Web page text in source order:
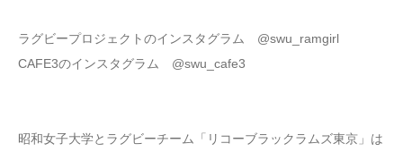
ラグビープロジェクトのインスタグラム @swu_ramgirl
CAFE3のインスタグラム @swu_cafe3
昭和女子大学とラグビーチーム「リコーブラックラムズ東京」は